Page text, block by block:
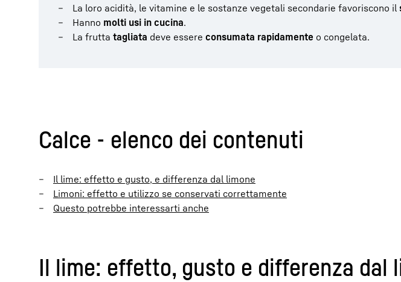
La loro acidità, le vitamine e le sostanze vegetali secondarie favoriscono il
Hanno molti usi in cucina.
La frutta tagliata deve essere consumata rapidamente o congelata.
Calce - elenco dei contenuti
Il lime: effetto e gusto, e differenza dal limone
Limoni: effetto e utilizzo se conservati correttamente
Questo potrebbe interessarti anche
Il lime: effetto, gusto e differenza dal